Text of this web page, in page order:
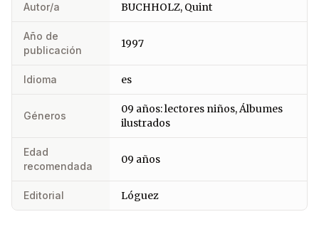
Autor/a BUCHHOLZ, Quint
Año de
publicación
1997
Idioma es
Géneros
09 años: lectores niños, Álbumes
ilustrados
Edad
recomendada
09 años
Editorial Lóguez